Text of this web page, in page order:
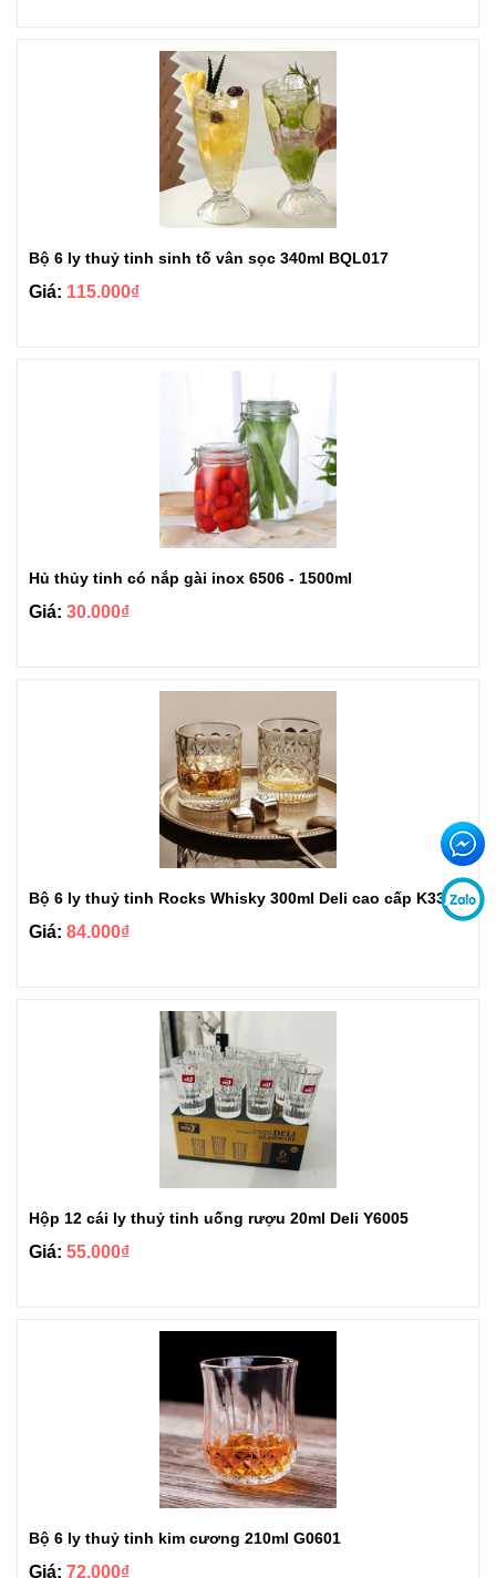
Bộ 6 ly thuỷ tinh sinh tố vân sọc 340ml BQL017
Giá: 115.000₫
Hủ thủy tinh có nắp gài inox 6506 - 1500ml
Giá: 30.000₫
Bộ 6 ly thuỷ tinh Rocks Whisky 300ml Deli cao cấp K3326AC
Giá: 84.000₫
Hộp 12 cái ly thuỷ tinh uống rượu 20ml Deli Y6005
Giá: 55.000₫
Bộ 6 ly thuỷ tinh kim cương 210ml G0601
Giá: 72.000₫